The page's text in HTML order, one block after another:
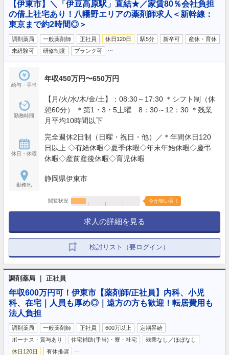
【伊東市】＼「伊豆高原駅」直結★／家賃80％会社負担
の借上社宅あり！八幡野エリアの薬剤師求人＜新幹線：
東京まで約2時間◎＞
調剤薬局 一般薬剤師 正社員 休日120日 駅5分 新卒可
産休・育休
未経験可
研修制度 ブランク可
給与・手当
年収450万円〜650万円
勤務時間
【月/火/水/木/金/土】：08:30～17:30 ＊シフト制（休
憩60分） ＊第1・3・5土曜 8：30～12：30 ＊残業
月平均10時間以下
休日・休暇
完全週休2日制（日曜・祝日・他）／＊年間休日120
日以上 ◇有給休暇◇夏季休暇◇年末年始休暇◇慶弔
休暇◇産前産後休暇◇育児休暇
勤務地
静岡県伊東市
閲覧状況 今が狙い目！
求人の詳細を見る
検討リスト（要ログイン）
調剤薬局 ｜ 正社員
年収600万円可！伊東市【薬剤師/正社員】内科、小児
科、在宅｜人員も厚め◎｜遠方の方も歓迎！転居費用も
法人負担
調剤薬局 一般薬剤師 正社員 600万以上
定期昇給
ボーナス・賞与あり
住宅補助(手当)・寮・社宅
残業なし／ほぼなし
休日120日
有休推奨